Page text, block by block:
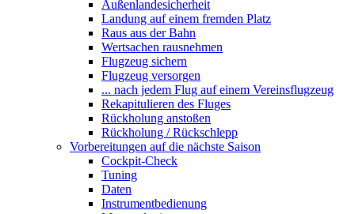
Außenlandesicherheit
Landung auf einem fremden Platz
Raus aus der Bahn
Wertsachen rausnehmen
Flugzeug sichern
Flugzeug versorgen
... nach jedem Flug auf einem Vereinsflugzeug
Rekapitulieren des Fluges
Rückholung anstoßen
Rückholung / Rückschlepp
Vorbereitungen auf die nächste Saison
Cockpit-Check
Tuning
Daten
Instrumentbedienung